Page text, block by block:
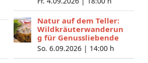
Natur auf dem Teller:
Wildkräuterwanderun
g für Genussliebende
So. 6.09.2026 | 14:00 h